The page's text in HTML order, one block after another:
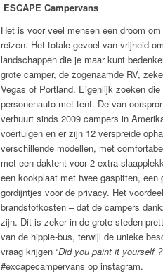
ESCAPE Campervans
Het is voor veel mensen een droom
reizen. Het totale gevoel van vrijheid
landschappen die je maar kunt
grote camper, de zogenaamde RV,
Vegas of Portland. Eigenlijk zoeken
personenauto met tent. De van
verhuurt sinds 2009 campers in
voertuigen en er zijn 12 verspreide
verschillende modellen, met
met een daktent voor 2 extra
een kookplaat met twee gaspitten,
gordijntjes voor de privacy. Het
brandstofkosten – dat de campers
zijn. Dit is zeker in de grote steden
van de hippie-bus, terwijl de unieke
vraag krijgen “Did you paint it yourself ?
#excapecampervans op instagram.